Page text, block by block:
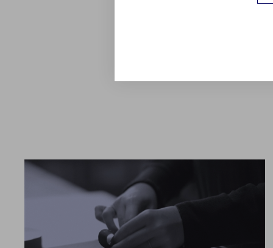
og både kopperne og
rammen om personlige